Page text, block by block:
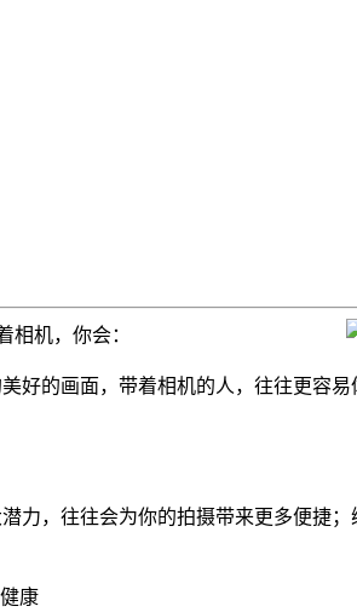
相机，你会：
的画面，带着相机的人，往往更容易
，往往会为你的拍摄带来更多便捷
康